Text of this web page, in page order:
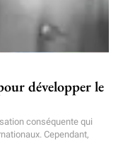
développer le
conséquente qui
Cependant,